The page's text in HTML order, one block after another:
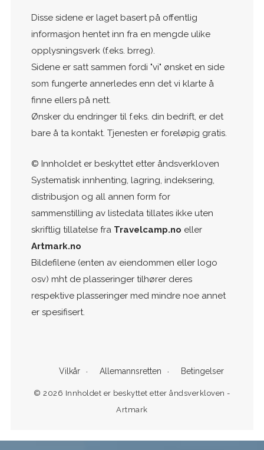
Disse sidene er laget basert på offentlig
informasjon hentet inn fra en mengde ulike
opplysningsverk (f.eks. brreg).
Sidene er satt sammen fordi "vi" ønsket en side
som fungerte annerledes enn det vi klarte å
finne ellers på nett.
Ønsker du endringer til f.eks. din bedrift, er det
bare å ta kontakt. Tjenesten er foreløpig gratis.
© Innholdet er beskyttet etter åndsverkloven
Systematisk innhenting, lagring, indeksering,
distribusjon og all annen form for
sammenstilling av listedata tillates ikke uten
skriftlig tillatelse fra Travelcamp.no eller
Artmark.no
Bildefilene (enten av eiendommen eller logo
osv) mht de plasseringer tilhører deres
respektive plasseringer med mindre noe annet
er spesifisert.
Vilkår Allemannsretten Betingelser
© 2026 Innholdet er beskyttet etter åndsverkloven -
Artmark